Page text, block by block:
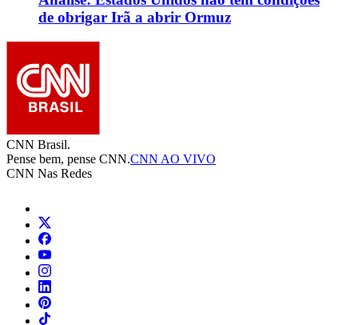
de obrigar Irã a abrir Ormuz
CNN Brasil.
Pense bem, pense CNN.CNN AO VIVO
CNN Nas Redes